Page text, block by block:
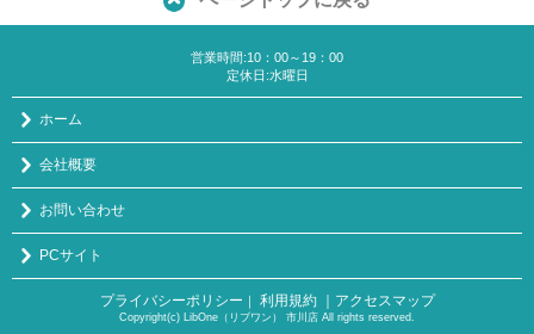
営業時間:10：00～19：00
定休日:水曜日
ホーム
会社概要
お問い合わせ
PCサイト
プライバシーポリシー ｜ 利用規約 ｜アクセスマップ
Copyright(c) LibOne（リブワン） 市川店 All rights reserved.